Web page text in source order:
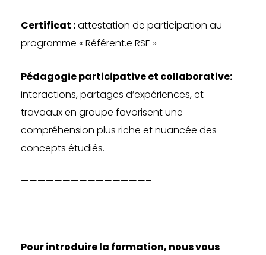
Certificat :attestation de participation au
programme « Référent.e RSE »
Pédagogie participative et collaborative:
interactions, partages d’expériences, et
travaaux en groupe favorisent une
compréhension plus riche et nuancée des
concepts étudiés.
———————————————–
Pour introduire la formation, nous vous